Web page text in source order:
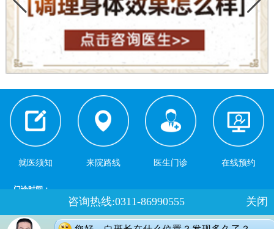
就医须知 来院路线 医生门诊 在线预约
门诊时间：
夏季：8：00-18：00 冬季：8：00-17：30
健康热线：0311-66691397
咨询热线:0311-86990555 关闭